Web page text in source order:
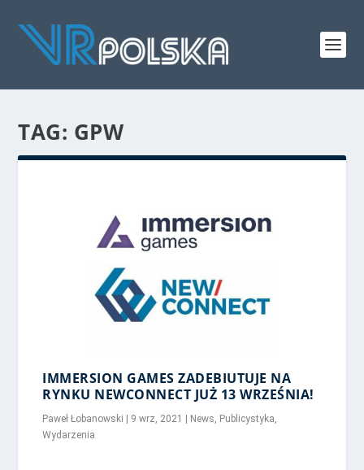
TAG: GPW
IMMERSION GAMES ZADEBIUTUJE NA
RYNKU NEWCONNECT JUŻ 13 WRZEŚNIA!
Paweł Łobanowski | 9 wrz, 2021 | News Publicystyka
Wydarzenia